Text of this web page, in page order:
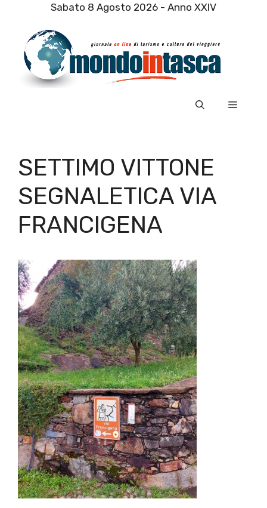
contenuto
Sabato 8 Agosto 2026 - Anno XXIV
Menu
SETTIMO VITTONE
SEGNALETICA VIA
FRANCIGENA